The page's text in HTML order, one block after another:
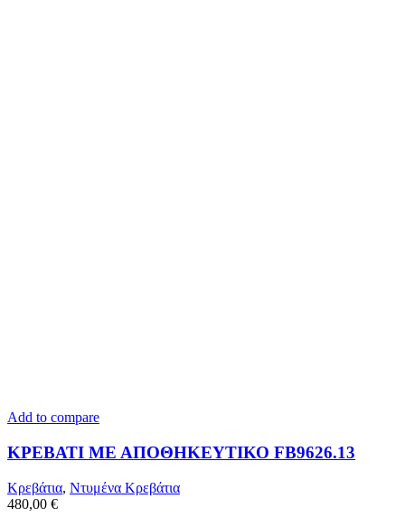
Add to compare
ΚΡΕΒΑΤΙ ΜΕ ΑΠΟΘΗΚΕΥΤΙΚΟ FB9626.13
Κρεβάτια, Ντυμένα Κρεβάτια
480,00 €